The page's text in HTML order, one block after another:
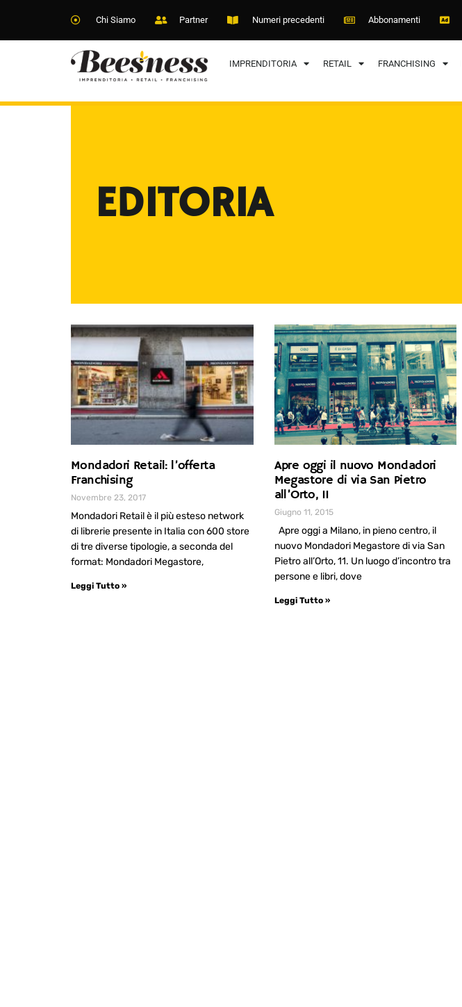
Chi Siamo Partner Numeri precedenti Abbonamenti
IMPRENDITORIA RETAIL FRANCHISING
EDITORIA
Mondadori Retail: l’offerta
Franchising
Novembre 23, 2017
Mondadori Retail è il più esteso network
di librerie presente in Italia con 600 store
di tre diverse tipologie, a seconda del
format: Mondadori Megastore,
Leggi Tutto »
Apre oggi il nuovo Mondadori
Megastore di via San Pietro
all’Orto, 11
Giugno 11, 2015
Apre oggi a Milano, in pieno centro, il
nuovo Mondadori Megastore di via San
Pietro all’Orto, 11. Un luogo d’incontro tra
persone e libri, dove
Leggi Tutto »